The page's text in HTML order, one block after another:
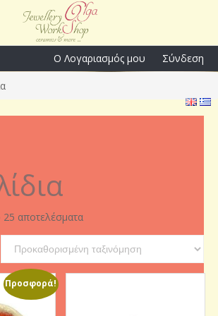
Ο Λογαριασμός μου Σύνδεση
αποτελέσματα
Προσφορά!